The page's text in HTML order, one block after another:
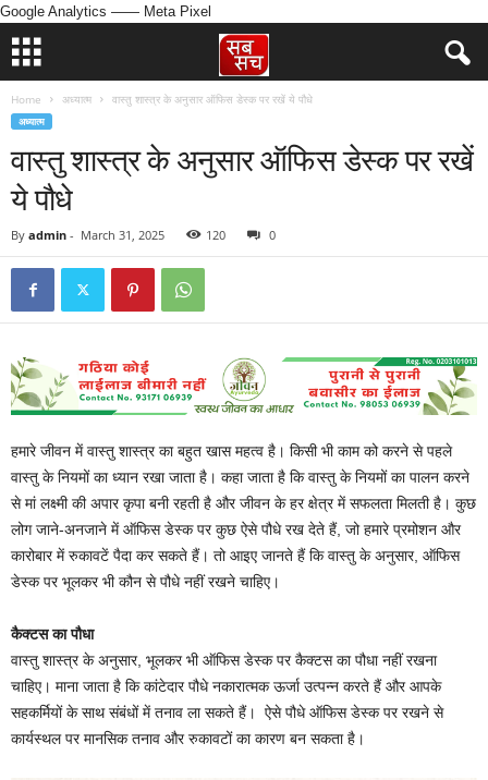
Google Analytics —— Meta Pixel
Home अध्यात्म वास्तु शास्त्र के अनुसार ऑफिस डेस्क पर रखें ये पौधे
अध्यात्म
वास्तु शास्त्र के अनुसार ऑफिस डेस्क पर रखें
ये पौधे
By admin - March 31, 2025 120 0
हमारे जीवन में वास्तु शास्त्र का बहुत खास महत्व है। किसी भी काम को करने से पहले
वास्तु के नियमों का ध्यान रखा जाता है। कहा जाता है कि वास्तु के नियमों का पालन करने
से मां लक्ष्मी की अपार कृपा बनी रहती है और जीवन के हर क्षेत्र में सफलता मिलती है। कुछ
लोग जाने-अनजाने में ऑफिस डेस्क पर कुछ ऐसे पौधे रख देते हैं, जो हमारे प्रमोशन और
कारोबार में रुकावटें पैदा कर सकते हैं। तो आइए जानते हैं कि वास्तु के अनुसार, ऑफिस
डेस्क पर भूलकर भी कौन से पौधे नहीं रखने चाहिए।
कैक्टस का पौधा
वास्तु शास्त्र के अनुसार, भूलकर भी ऑफिस डेस्क पर कैक्टस का पौधा नहीं रखना
चाहिए। माना जाता है कि कांटेदार पौधे नकारात्मक ऊर्जा उत्पन्न करते हैं और आपके
सहकर्मियों के साथ संबंधों में तनाव ला सकते हैं। ऐसे पौधे ऑफिस डेस्क पर रखने से
कार्यस्थल पर मानसिक तनाव और रुकावटों का कारण बन सकता है।